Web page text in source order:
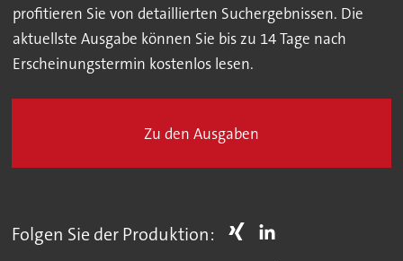
profitieren Sie von detaillierten Suchergebnissen. Die
aktuellste Ausgabe können Sie bis zu 14 Tage nach
Erscheinungstermin kostenlos lesen.
Zu den Ausgaben
Folgen Sie der Produktion: